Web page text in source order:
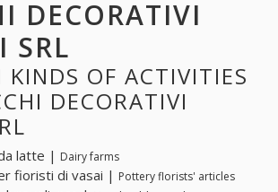
DECORATIVI
SRL
OF ACTIVITIES
DECORATIVI
latte | Dairy farms
fioristi di vasai | Pottery florists' articles